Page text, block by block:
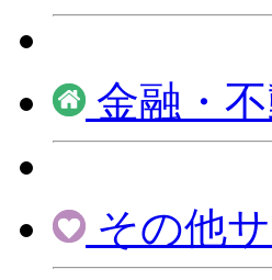
金融・
その他